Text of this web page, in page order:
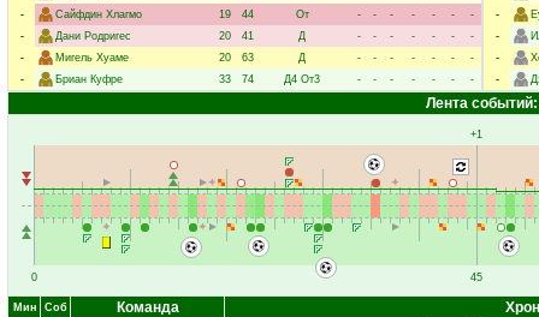
-
Сайфдин Хлагмо 19 44 От - - - - - -
-
-
Дани Родригес 20 41 Д - - - - - -
-
-
Мигель Хуаме 20 63 Д - - - - - -
-
-
Бриан Куфре 33 74 Д4 От3 - - - - - - -
-
-
-
-
Лента событий:
0
+1
45
Мин Соб Команда